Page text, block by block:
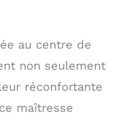
au centre de
non seulement
réconfortante
maîtresse